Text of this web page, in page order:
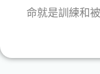
命就是訓練和